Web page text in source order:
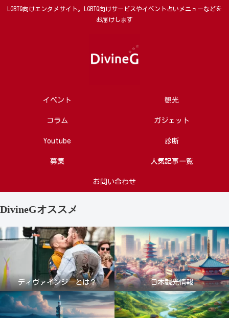
LGBTQ向けエンタメサイト。LGBTQ向けサービスやイベント占いメニューなどを
お届けします
イベント 観光
コラム ガジェット
Youtube 診断
募集 人気記事一覧
お問い合わせ
DivineGオススメ
ディヴァインジーとは？ 日本観光情報